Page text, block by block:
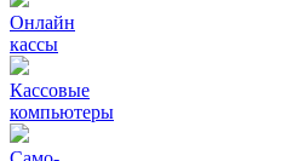
Онлайн
кассы
Кассовые
компьютеры